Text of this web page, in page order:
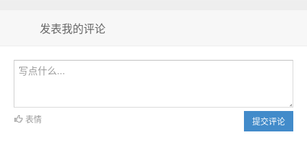
发表我的评论
提交评论
表情